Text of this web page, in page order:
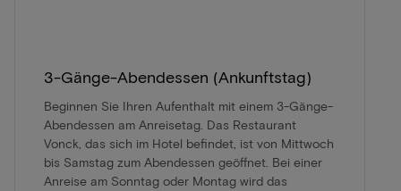
3-Gänge-Abendessen (Ankunftstag)
Beginnen Sie Ihren Aufenthalt mit einem 3-Gänge-
Abendessen am Anreisetag. Das Restaurant
Vonck, das sich im Hotel befindet, ist von Mittwoch
bis Samstag zum Abendessen geöffnet. Bei einer
Anreise am Sonntag oder Montag wird das